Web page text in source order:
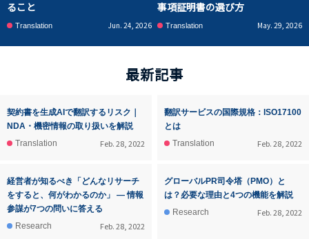
ること
Translation Jun. 24, 2026
事項証明書の選び方
Translation May. 29, 2026
最新記事
契約書を生成AIで翻訳するリスク｜
NDA・機密情報の取り扱いを解説
Translation
Feb. 28, 2022
翻訳サービスの国際規格：ISO17100
とは
Translation
Feb. 28, 2022
経営者が知るべき「どんなリサーチ
をすると、何がわかるのか」 ― 情報
参謀が7つの問いに答える
Research
Feb. 28, 2022
グローバルPR司令塔（PMO）と
は？必要な理由と4つの機能を解説
Research
Feb. 28, 2022